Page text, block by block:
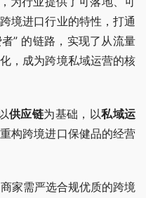
境进口行业的特性，打通
” 的链路，实现了从流量
，成为跨境私域运营的核
供应链为基础，以私域运
构跨境进口保健品的经营
需严选合规优质的跨境